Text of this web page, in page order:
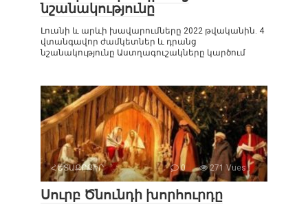
նշանակությունը
Լուսնի և արևի խավարումները 2022 թվականին. 4
վտանգավոր ժամկետներ և դրանց
նշանակությունը Աստղագուշակները կարծում
ՀԵՏԱՔՐՔԻՐ 0 271 Vues :
Սուրբ Ծնունդի խորհուրդը